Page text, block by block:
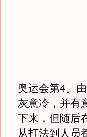
奥运会第4。
灰意冷，并有
下来，但随后
从打法到人员